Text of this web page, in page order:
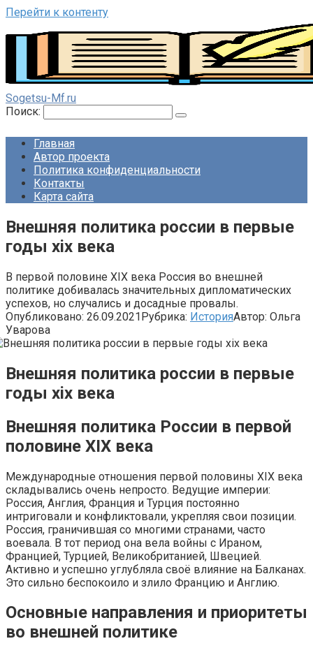
Перейти к контенту
Sogetsu-Mf.ru
Поиск:
Главная
Автор проекта
Политика конфиденциальности
Контакты
Карта сайта
Внешняя политика россии в первые
годы xix века
В первой половине XIX века Россия во внешней
политике добивалась значительных дипломатических
успехов, но случались и досадные провалы.
Опубликовано: 26.09.2021Рубрика: ИсторияАвтор: Ольга
Уварова
Внешняя политика россии в первые
годы xix века
Внешняя политика России в первой
половине XIX века
Международные отношения первой половины XIX века
складывались очень непросто. Ведущие империи:
Россия, Англия, Франция и Турция постоянно
интриговали и конфликтовали, укрепляя свои позиции.
Россия, граничившая со многими странами, часто
воевала. В тот период она вела войны с Ираном,
Францией, Турцией, Великобританией, Швецией.
Активно и успешно углубляла своё влияние на Балканах.
Это сильно беспокоило и злило Францию и Англию.
Основные направления и приоритеты
во внешней политике